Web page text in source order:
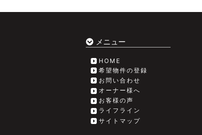
メニュー
HOME
希望物件の登録
お問い合わせ
オーナー様へ
お客様の声
ライフライン
サイトマップ